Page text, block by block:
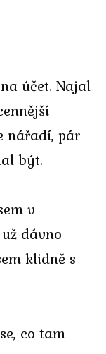
účet. Najal
nářadí, pár
být.
v
dávno
klidně s
co tam